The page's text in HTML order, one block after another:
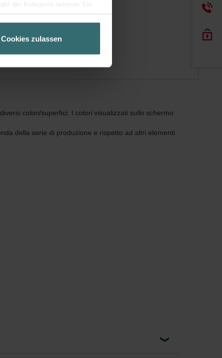
der Kategorie nehmen Sie
Informationen
über einen Link in der
Cookies zulassen
colori/superfici. I colori visualizzati sullo schermo
della serie di produzione e rispetto ad altri elementi